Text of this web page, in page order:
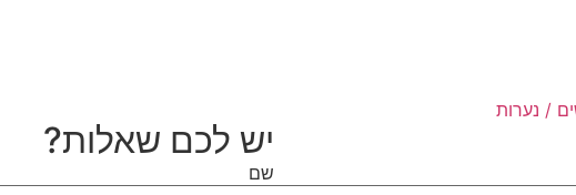
/ נערות
יש לכם שאלות?
שם